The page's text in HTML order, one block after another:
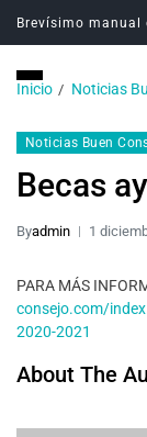
Brevísimo manual
Inicio Noticias
Noticias Buen
Becas
Byadmin 1
PARA MÁS
consejo.com/
2020-2021
About The